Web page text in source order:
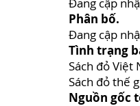
Phân bố.
Đang cập
Tình trạng
Sách đỏ
Sách đỏ thế
Nguồn gốc